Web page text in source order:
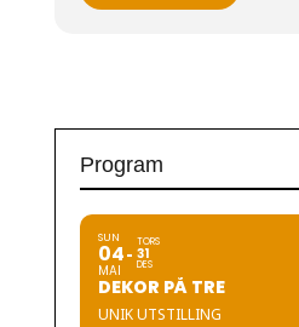
Program
SUN
04
MAI
TORS
31
DES
DEKOR PÅ TRE
UNIK UTSTILLING